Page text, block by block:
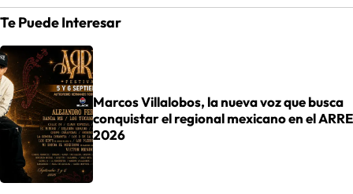
Te Puede Interesar
Marcos Villalobos, la nueva voz que busca
conquistar el regional mexicano en el ARRE
2026